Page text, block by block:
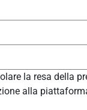
la resa della
alla